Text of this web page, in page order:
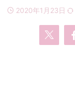
広瀬すず
あのクズ
2020年1月23日